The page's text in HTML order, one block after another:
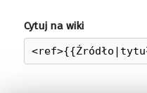
Cytuj na wiki